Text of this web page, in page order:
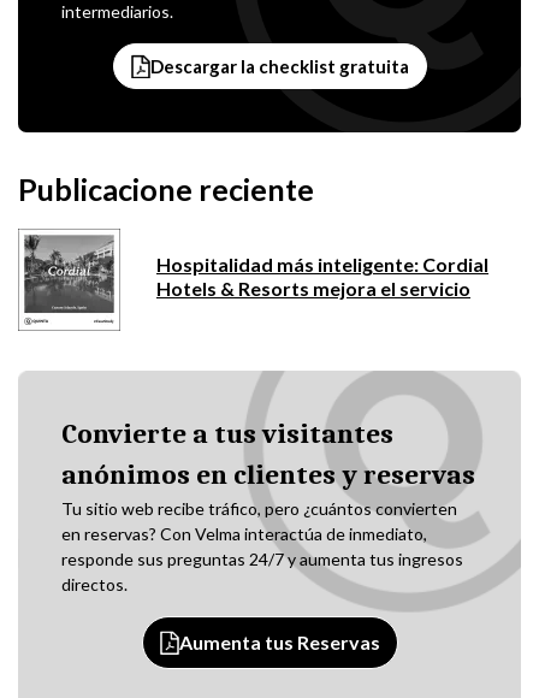
intermediarios.
Descargar la checklist gratuita
Publicacione reciente
Hospitalidad más inteligente: Cordial
Hotels & Resorts mejora el servicio
Convierte a tus visitantes
anónimos en clientes y reservas
Tu sitio web recibe tráfico, pero ¿cuántos convierten
en reservas? Con Velma interactúa de inmediato,
responde sus preguntas 24/7 y aumenta tus ingresos
directos.
Aumenta tus Reservas